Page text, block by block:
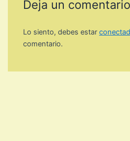
Deja un comentario
Lo siento, debes estar
comentario.